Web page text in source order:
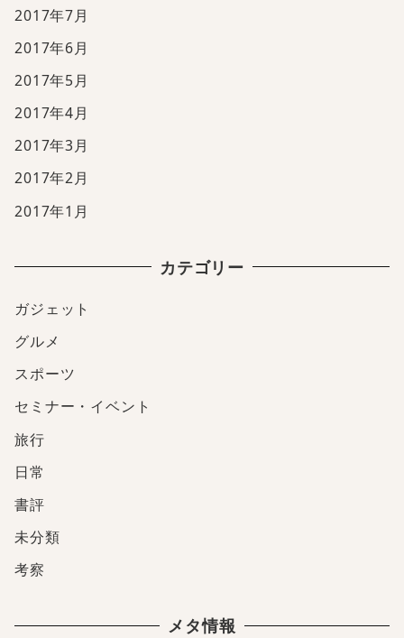
2017年7月
2017年6月
2017年5月
2017年4月
2017年3月
2017年2月
2017年1月
カテゴリー
ガジェット
グルメ
スポーツ
セミナー・イベント
旅行
日常
書評
未分類
考察
メタ情報